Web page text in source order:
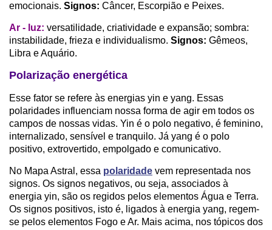
emocionais. Signos: Câncer, Escorpião e Peixes.
Ar - luz: versatilidade, criatividade e expansão; sombra:
instabilidade, frieza e individualismo. Signos: Gêmeos,
Libra e Aquário.
Polarização energética
Esse fator se refere às energias yin e yang. Essas
polaridades influenciam nossa forma de agir em todos os
campos de nossas vidas. Yin é o polo negativo, é feminino,
internalizado, sensível e tranquilo. Já yang é o polo
positivo, extrovertido, empolgado e comunicativo.
No Mapa Astral, essa polaridade vem representada nos
signos. Os signos negativos, ou seja, associados à
energia yin, são os regidos pelos elementos Água e Terra.
Os signos positivos, isto é, ligados à energia yang, regem-
se pelos elementos Fogo e Ar. Mais acima, nos tópicos dos